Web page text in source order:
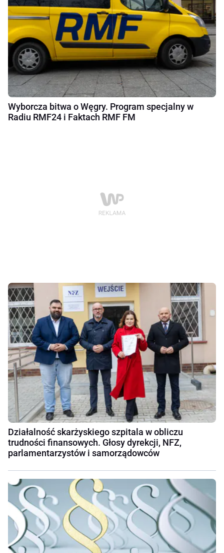
Wyborcza bitwa o Węgry. Program specjalny w
Radiu RMF24 i Faktach RMF FM
Działalność skarżyskiego szpitala w obliczu
trudności finansowych. Głosy dyrekcji, NFZ,
parlamentarzystów i samorządowców